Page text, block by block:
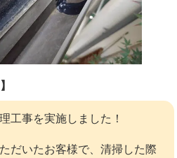
工事を実施しました！
だいたお客様で、清掃した際